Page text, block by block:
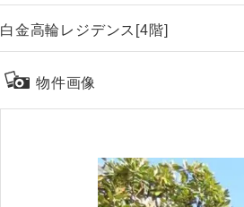
白金高輪レジデンス[4階]
物件画像